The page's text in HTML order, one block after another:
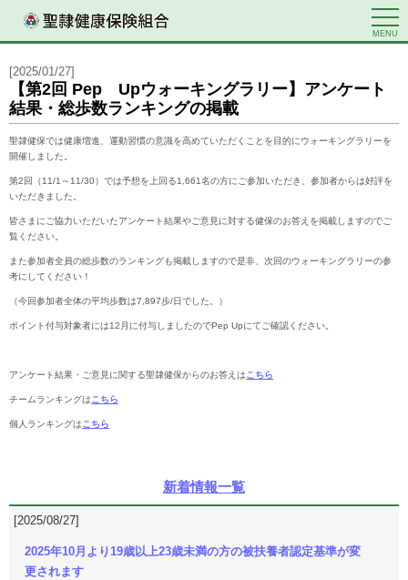
MENU
[2025/01/27]
【第2回 Pep Upウォーキングラリー】アンケート
結果・総歩数ランキングの掲載
聖隷健保では健康増進、運動習慣の意識を高めていただくことを目的にウォーキングラリーを
開催しました。
第2回（11/1～11/30）では予想を上回る1,661名の方にご参加いただき、参加者からは好評を
いただきました。
皆さまにご協力いただいたアンケート結果やご意見に対する健保のお答えを掲載しますのでご
覧ください。
また参加者全員の総歩数のランキングも掲載しますので是非、次回のウォーキングラリーの参
考にしてください！
（今回参加者全体の平均歩数は7,897歩/日でした。）
ポイント付与対象者には12月に付与しましたのでPep Upにてご確認ください。
アンケート結果・ご意見に関する聖隷健保からのお答えはこちら
チームランキングはこちら
個人ランキングはこちら
新着情報一覧
[2025/08/27]
2025年10月より19歳以上23歳未満の方の被扶養者認定基準が変
更されます